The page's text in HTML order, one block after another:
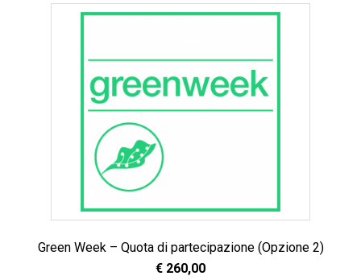
Green Week – Quota di partecipazione (Opzione 2)
€ 260,00